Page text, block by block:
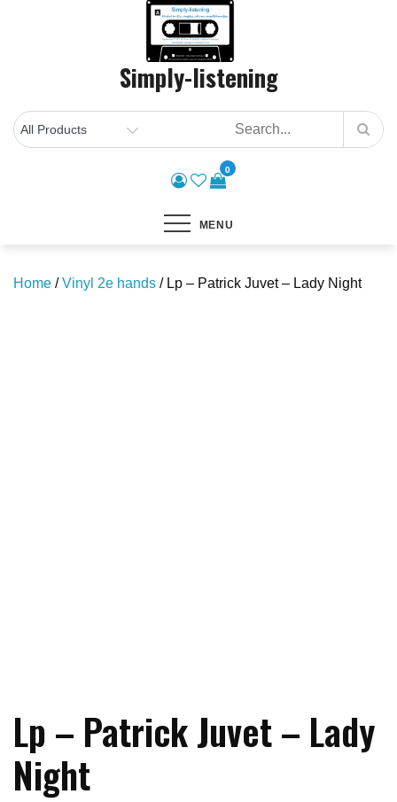
Simply-listening
0
MENU
Home /Vinyl 2e hands / Lp – Patrick Juvet – Lady Night
Lp – Patrick Juvet – Lady
Night